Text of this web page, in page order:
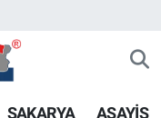
SAKARYA ASAYİŞ